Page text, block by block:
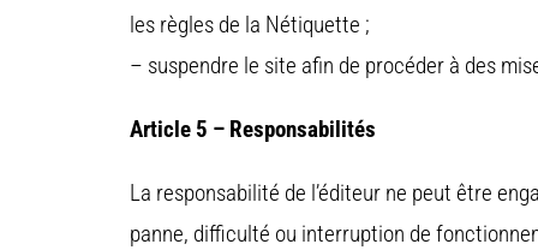
les règles de la Nétiquette ;
– suspendre le site afin de procéder à des
Article 5 – Responsabilités
La responsabilité de l’éditeur ne peut être
panne, difficulté ou interruption de